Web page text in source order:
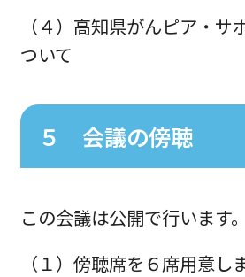
（４）高知県がんピア・サ
ついて
５ 会議の傍聴
この会議は公開で行います。
（１）傍聴席を６席用意し